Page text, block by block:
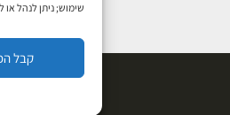
שימוש; ניתן לנהל
קבל